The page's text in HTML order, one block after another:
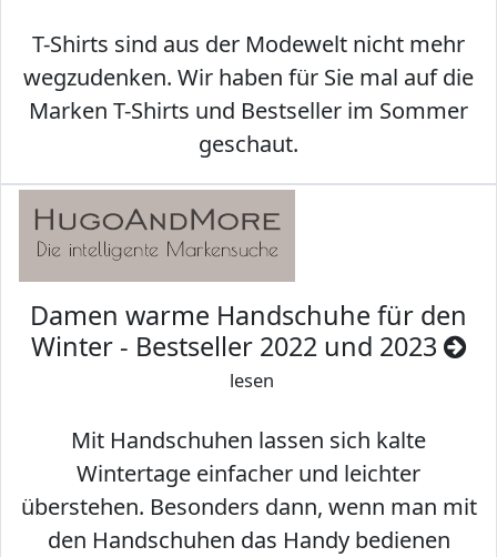
T-Shirts sind aus der Modewelt nicht mehr
wegzudenken. Wir haben für Sie mal auf die
Marken T-Shirts und Bestseller im Sommer
geschaut.
Damen warme Handschuhe für den
Winter - Bestseller 2022 und 2023
lesen
Mit Handschuhen lassen sich kalte
Wintertage einfacher und leichter
überstehen. Besonders dann, wenn man mit
den Handschuhen das Handy bedienen